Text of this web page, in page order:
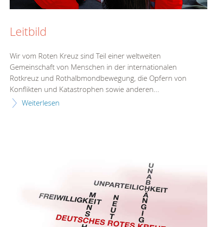
Leitbild
Wir vom Roten Kreuz sind Teil einer weltweiten
Gemeinschaft von Menschen in der internationalen
Rotkreuz und Rothalbmondbewegung, die Opfern von
Konflikten und Katastrophen sowie anderen...
Weiterlesen